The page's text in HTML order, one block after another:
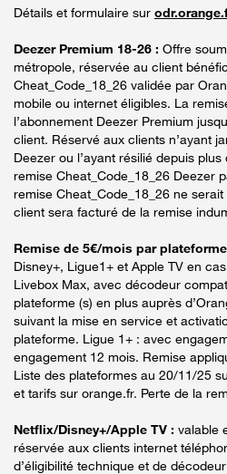
Détails et formulaire sur
Deezer Premium 18-26 : Offre
métropole, réservée au client
Cheat_Code_18_26 validée par
mobile ou internet éligibles. La
l’abonnement Deezer Premium
client. Réservé aux clients n’ayant
Deezer ou l’ayant résilié depuis
remise Cheat_Code_18_26 Deezer
remise Cheat_Code_18_26 ne
client sera facturé de la remise
Remise de 5€/mois par
Disney+, Ligue1+ et Apple TV en
Livebox Max, avec décodeur
plateforme (s) en plus auprès
suivant la mise en service et
plateforme. Ligue 1+ : avec
engagement 12 mois. Remise
Liste des plateformes au 20/11/25
et tarifs sur orange.fr. Perte de la
Netflix/Disney+/Apple TV : valable
réservée aux clients internet
d’éligibilité technique et de